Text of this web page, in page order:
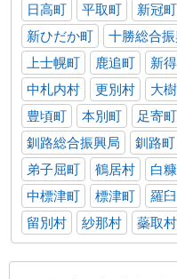
日高町
平取町 新冠町
新ひだか町
十勝総合
上士幌町
鹿追町 新
中札内村
更別村 大
豊頃町
本別町 足寄町
釧路総合振興局
釧路町
弟子屈町
鶴居村 白
中標津町
標津町 羅
留別村
紗那村 蘂取村